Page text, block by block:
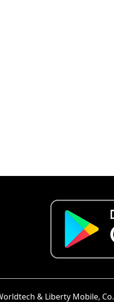
& Liberty Mobile, Co.